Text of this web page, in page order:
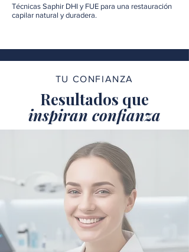
Técnicas Saphir DHI y FUE para una restauración
capilar natural y duradera.
TU CONFIANZA
Resultados que
inspiran confianza